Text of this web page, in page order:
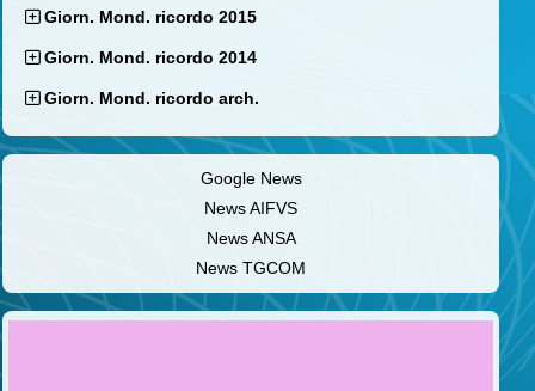
Giorn. Mond. ricordo 2015
Giorn. Mond. ricordo 2014
Giorn. Mond. ricordo arch.
Google News
News AIFVS
News ANSA
News TGCOM